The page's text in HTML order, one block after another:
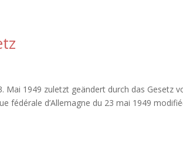
1949 zuletzt geändert durch das Gesetz
fédérale d’Allemagne du 23 mai 1949